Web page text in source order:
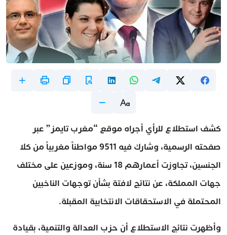
كشف استطلاع للرأي أجراه موقع “مغرب تايمز” عبر
صفحته الرسمية، وشارك فيه 9511 مواطناً مغربياً من كلا
الجنسين، تجاوزت أعمارهم 18 سنة، وموزعين على مختلف
جهات المملكة، عن نتائج لافتة بشأن توجهات الناخبين
المحتملة في الاستحقاقات الانتخابية المقبلة.
وأظهرت نتائج الاستطلاع أن حزب العدالة والتنمية، بقيادة